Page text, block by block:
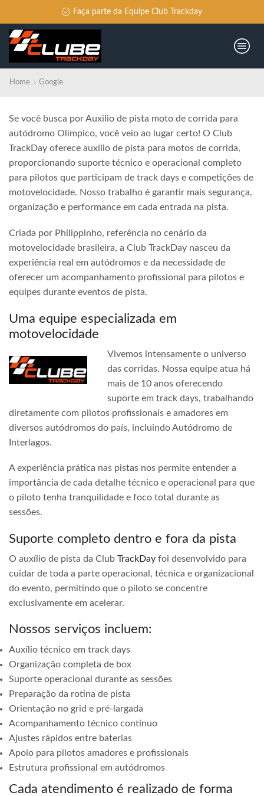
Faça parte da Equipe Club Trackday
Home Google
Se você busca por Auxilio de pista moto de corrida para
autódromo Olímpico, você veio ao lugar certo! O Club
TrackDay oferece auxílio de pista para motos de corrida,
proporcionando suporte técnico e operacional completo
para pilotos que participam de track days e competições de
motovelocidade. Nosso trabalho é garantir mais segurança,
organização e performance em cada entrada na pista.
Criada por Philippinho, referência no cenário da
motovelocidade brasileira, a Club TrackDay nasceu da
experiência real em autódromos e da necessidade de
oferecer um acompanhamento profissional para pilotos e
equipes durante eventos de pista.
Uma equipe especializada em
motovelocidade
Vivemos intensamente o universo
das corridas. Nossa equipe atua há
mais de 10 anos oferecendo
suporte em track days, trabalhando
diretamente com pilotos profissionais e amadores em
diversos autódromos do país, incluindo Autódromo de
Interlagos.
A experiência prática nas pistas nos permite entender a
importância de cada detalhe técnico e operacional para que
o piloto tenha tranquilidade e foco total durante as
sessões.
Suporte completo dentro e fora da pista
O auxílio de pista da Club TrackDay foi desenvolvido para
cuidar de toda a parte operacional, técnica e organizacional
do evento, permitindo que o piloto se concentre
exclusivamente em acelerar.
Nossos serviços incluem:
Auxílio técnico em track days
Organização completa de box
Suporte operacional durante as sessões
Preparação da rotina de pista
Orientação no grid e pré-largada
Acompanhamento técnico contínuo
Ajustes rápidos entre baterias
Apoio para pilotos amadores e profissionais
Estrutura profissional em autódromos
Cada atendimento é realizado de forma